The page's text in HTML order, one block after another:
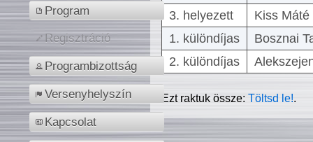
Program
Regisztráció
Programbizottság
Versenyhelyszín
Kapcsolat
3. helyezett
Kiss
1. különdíjas
Bosznai
2. különdíjas
Ezt raktuk össze:Töltsd le!.